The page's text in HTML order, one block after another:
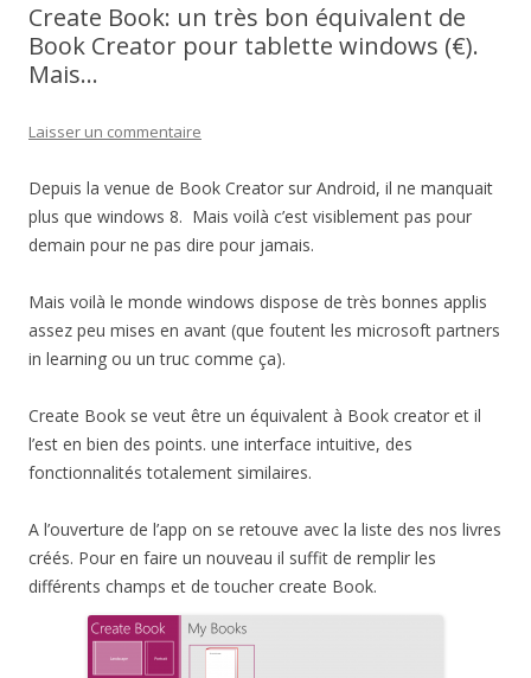
Create Book: un très bon équivalent de
Book Creator pour tablette windows (€).
Mais…
Laisser un commentaire
Depuis la venue de Book Creator sur Android, il ne manquait
plus que windows 8. Mais voilà c’est visiblement pas pour
demain pour ne pas dire pour jamais.
Mais voilà le monde windows dispose de très bonnes applis
assez peu mises en avant (que foutent les microsoft partners
in learning ou un truc comme ça).
Create Book se veut être un équivalent à Book creator et il
l’est en bien des points. une interface intuitive, des
fonctionnalités totalement similaires.
A l’ouverture de l’app on se retouve avec la liste des nos livres
créés. Pour en faire un nouveau il suffit de remplir les
différents champs et de toucher create Book.